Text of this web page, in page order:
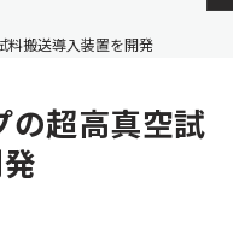
料搬送導入装置を開発
の超高真空試